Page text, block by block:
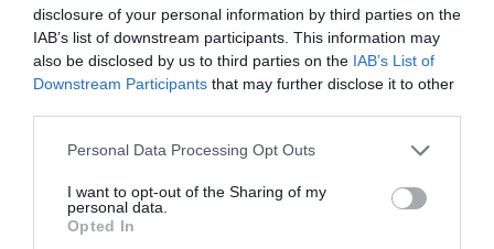
disclosure of your personal information by third parties on the
IAB’s list of downstream participants. This information may
also be disclosed by us to third parties on the IAB’s List of
Downstream Participants that may further disclose it to other
Personal Data Processing Opt Outs
I want to opt-out of the Sharing of my
personal data.
Opted In
¿Te ha interesado este artículo?
Suscríbete a nuestro newsletter y recibe cada dia
Tu correo electrónico...